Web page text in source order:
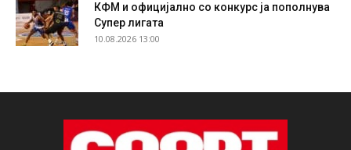
КФМ и официјално со конкурс ја пополнува
Супер лигата
10.08.2026 13:00